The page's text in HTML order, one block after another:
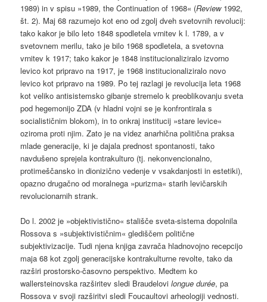
1989) in v spisu »1989, the Continuation of 1968« (Review1992,
št. 2). Maj 68 razumejo kot eno od zgolj dveh svetovnih revolucij:
tako kakor je bilo leto 1848 spodletela vrnitev k l. 1789, a v
svetovnem merilu, tako je bilo 1968 spodletela, a svetovna
vrnitev k 1917; tako kakor je 1848 institucionaliziralo izvorno
levico kot pripravo na 1917, je 1968 institucionaliziralo novo
levico kot pripravo na 1989. Po tej razlagi je revolucija leta 1968
kot veliko antisistemsko gibanje stremelo k preoblikovanju sveta
pod hegemonijo ZDA (v hladni vojni se je konfrontirala s
socialističnim blokom), in to onkraj institucij »stare levice«
oziroma proti njim. Zato je na videz anarhična politična praksa
mlade generacije, ki je dajala prednost spontanosti, tako
navdušeno sprejela kontrakulturo (tj. nekonvencionalno,
protimeščansko in dionizično vedenje v vsakdanjosti in estetiki),
opazno drugačno od moralnega »purizma« starih levičarskih
revolucionarnih strank.
Do l. 2002 je »objektivistično« stališče sveta-sistema dopolnila
Rossova s »subjektivističnim« glediščem politične
subjektivizacije. Tudi njena knjiga zavrača hladnovojno recepcijo
maja 68 kot zgolj generacijske kontrakulturne revolte, tako da
razširi prostorsko-časovno perspektivo. Medtem ko
wallersteinovska razširitev sledi Braudelovilongue durée, pa
Rossova v svoji razširitvi sledi Foucaultovi arheologiji vednosti.